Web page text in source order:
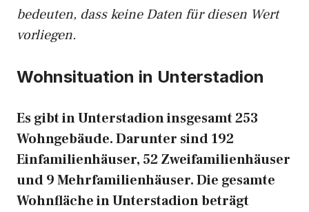
bedeuten, dass keine Daten für diesen Wert
vorliegen.
Wohnsituation in Unterstadion
Es gibt in Unterstadion insgesamt 253
Wohngebäude. Darunter sind 192
Einfamilienhäuser, 52 Zweifamilienhäuser
und 9 Mehrfamilienhäuser. Die gesamte
Wohnfläche in Unterstadion beträgt